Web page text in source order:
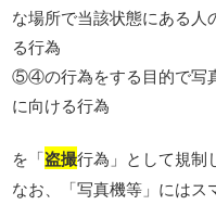
な場所で当該状態にある人
る行為
⑤④の行為をする目的で写
に向ける行為
を「盗撮行為」として規制
なお、「写真機等」にはス